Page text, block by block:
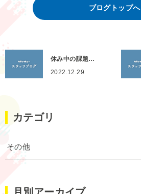
ブログトップへ
休み中の課題…
2022.12.29
カテゴリ
その他
月別アーカイブ